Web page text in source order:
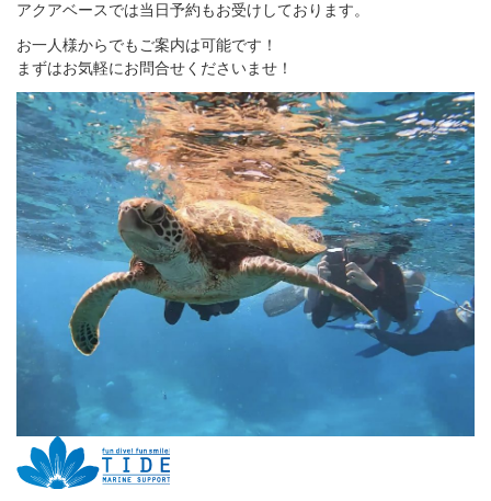
アクアベースでは当日予約もお受けしております。
お一人様からでもご案内は可能です！
まずはお気軽にお問合せくださいませ！